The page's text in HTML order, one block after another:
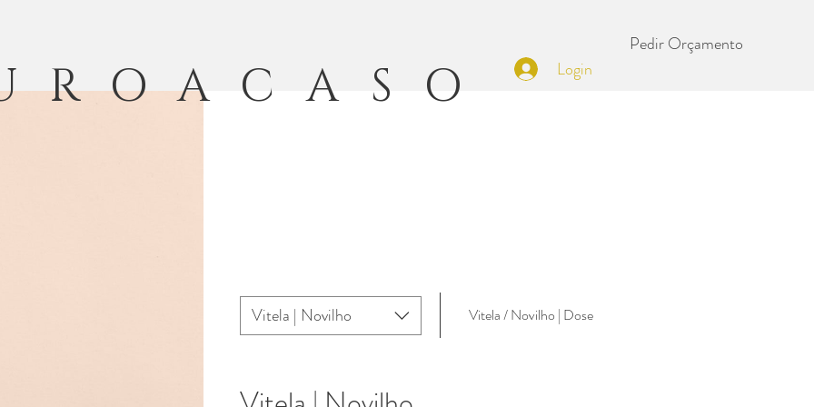
Pedir Orçamento
Login
Vitela | Novilho Vitela / Novilho | Dose